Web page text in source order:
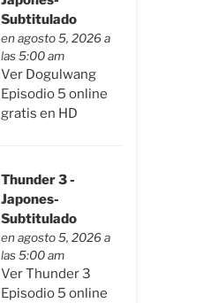
Subtitulado
en agosto 5, 2026 a
las 5:00 am
Ver Dogulwang
Episodio 5 online
gratis en HD
Thunder 3 -
Japones-
Subtitulado
en agosto 5, 2026 a
las 5:00 am
Ver Thunder 3
Episodio 5 online